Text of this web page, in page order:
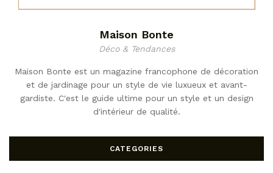
Maison Bonte
Déco & Tendances
Maison Bonte est un magazine francophone de décoration
et de jardinage pour un style de vie luxueux et avant-
gardiste. C'est le guide ultime pour un style et un design
d'intérieur de qualité.
CATEGORIES